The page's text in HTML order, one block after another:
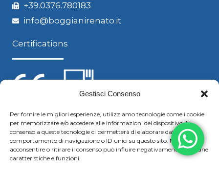
Gestisci Consenso
Per fornire le migliori esperienze, utilizziamo tecnologie come i cookie
per memorizzare e/o accedere alle informazioni del dispositivo. Il
consenso a queste tecnologie ci permetterà di elaborare dati come il
comportamento di navigazione o ID unici su questo sito. Non
acconsentire o ritirare il consenso può influire negativamente su alcune
caratteristiche e funzioni.
+39.0376.780183
info@boggianirenato.it
Certifications
Follow us